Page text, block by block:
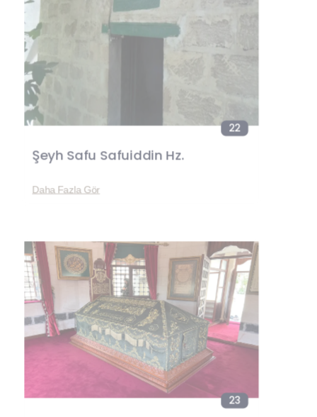
22
Şeyh Safu Safuiddin Hz.
Daha Fazla Gör
23